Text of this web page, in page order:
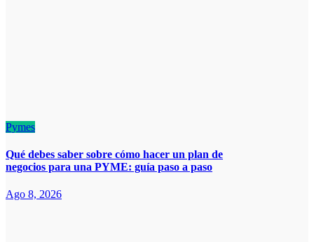
Pymes
Qué debes saber sobre cómo hacer un plan de
negocios para una PYME: guía paso a paso
Ago 8, 2026